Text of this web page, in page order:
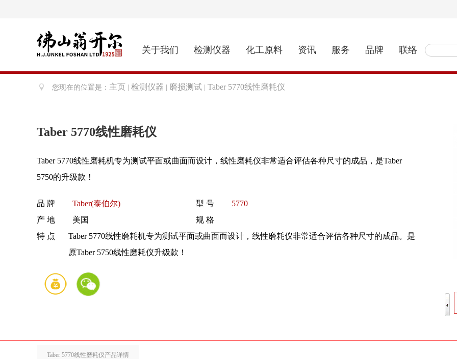
关于我们 检测仪器 化工原料 资讯 服务 品牌 联络
您现在的位置是： 主页 检测仪器 磨损测试 Taber 5770线性磨耗仪
Taber 5770线性磨耗仪
Taber 5770线性磨耗机专为测试平面或曲面而设计，线性磨耗仪非常适合评估各种尺寸的成品，是Taber
5750的升级款！
品 牌 Taber(泰伯尔) 型 号
5770
产 地
美国
规 格
特 点
Taber 5770线性磨耗机专为测试平面或曲面而设计，线性磨耗仪非常适合评估各种尺寸的成品。是
原Taber 5750线性磨耗仪升级款！
Taber 5770线性磨耗仪产品详情